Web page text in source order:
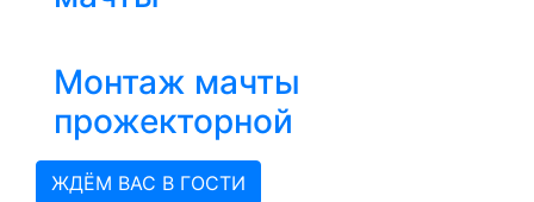
Монтаж мачты
прожекторной
ЖДЁМ ВАС В ГОСТИ